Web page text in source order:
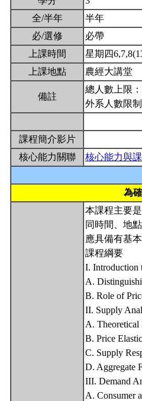
全/半年
半年
必/選修
必帶
上課時間
星期四
上課地點
農經大講堂
備註
總人數上限：
外系人數限制
課程簡介影片
核心能力關聯
核心能力與
為
本課程主要
同時間、地
應具備有基
課程綱要
I. Introduction
A.
B. Role of
II. Supply
A. Theoretical
B. Price
C. Supply
D. Aggregate
III. Demand
A. Consumer